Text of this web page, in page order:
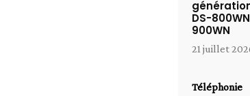
DS-
900WN
21 juillet
Téléphonie